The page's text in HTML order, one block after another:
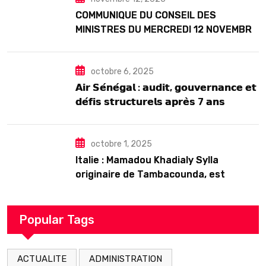
COMMUNIQUE DU CONSEIL DES
MINISTRES DU MERCREDI 12 NOVEMBRE
octobre 6, 2025
𝗔𝗶𝗿 𝗦𝗲́𝗻𝗲́𝗴𝗮𝗹 : 𝗮𝘂𝗱𝗶𝘁, 𝗴𝗼𝘂𝘃𝗲𝗿𝗻𝗮𝗻𝗰𝗲 𝗲𝘁
𝗱𝗲́𝗳𝗶𝘀 𝘀𝘁𝗿𝘂𝗰𝘁𝘂𝗿𝗲𝗹𝘀 𝗮𝗽𝗿𝗲̀𝘀 7 𝗮𝗻𝘀
octobre 1, 2025
Italie : Mamadou Khadialy Sylla
originaire de Tambacounda, est
arrestation
Popular Tags
ACTUALITE ADMINISTRATION